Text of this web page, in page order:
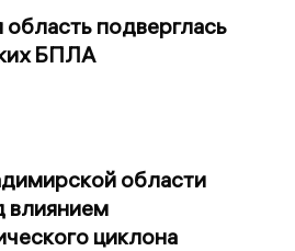
подверглась
БПЛА
области
влиянием
циклона